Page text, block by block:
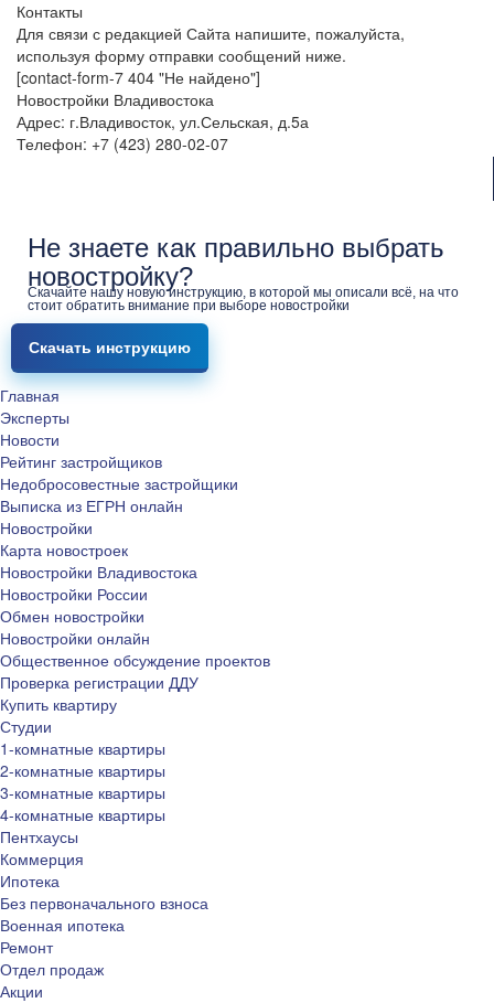
Контакты
Для связи с редакцией Сайта напишите, пожалуйста,
используя форму отправки сообщений ниже.
[contact-form-7 404 "Не найдено"]
Новостройки Владивостока
Адрес: г.Владивосток, ул.Сельская, д.5а
Телефон: +7 (423) 280-02-07
Не знаете как правильно выбрать
новостройку?
Скачайте нашу новую инструкцию, в которой мы описали всё, на что
стоит обратить внимание при выборе новостройки
Скачать инструкцию
Главная
Эксперты
Новости
Рейтинг застройщиков
Недобросовестные застройщики
Выписка из ЕГРН онлайн
Новостройки
Карта новостроек
Новостройки Владивостока
Новостройки России
Обмен новостройки
Новостройки онлайн
Общественное обсуждение проектов
Проверка регистрации ДДУ
Купить квартиру
Студии
1-комнатные квартиры
2-комнатные квартиры
3-комнатные квартиры
4-комнатные квартиры
Пентхаусы
Коммерция
Ипотека
Без первоначального взноса
Военная ипотека
Ремонт
Отдел продаж
Акции